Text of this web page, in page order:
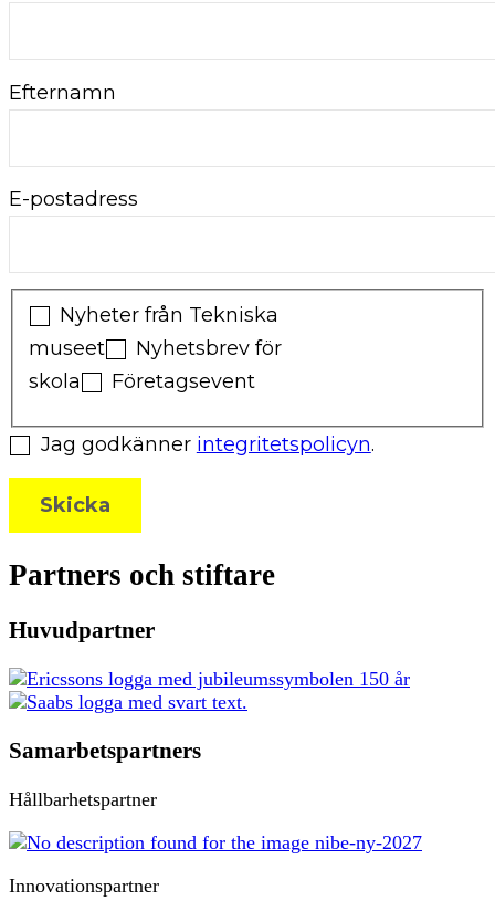
Efternamn
E-postadress
Nyheter från Tekniska
museet
Nyhetsbrev för
skola
Företagsevent
Jag godkänner integritetspolicyn.
Skicka
Partners och stiftare
Huvudpartner
Samarbetspartners
Hållbarhetspartner
Innovationspartner